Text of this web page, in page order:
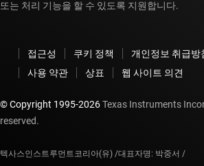
또는 처리 기능을 할 수 있도록 지원합니다.
접근성 쿠키 정책 개인정보 취급방
사용 약관
상표 웹 사이트 의견
© Copyright 1995-2026Texas Instruments
reserved.
텍사스인스트루먼트코리아(유) /대표자명: 박중서 /